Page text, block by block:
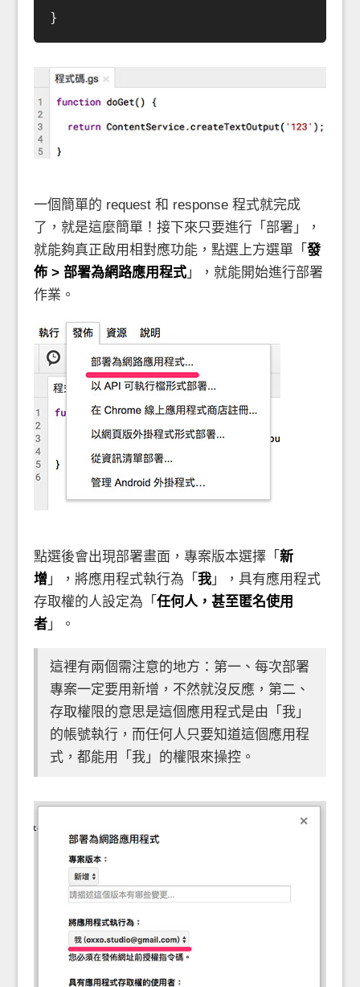
一個簡單的 request 和 response 程式就完成
了，就是這麼簡單！接下來只要進行「部署」，
就能夠真正啟用相對應功能，點選上方選單「發
佈 > 部署為網路應用程式 」，就能開始進行部署
作業。
點選後會出現部署畫面，專案版本選擇「新
增 」，將應用程式執行為「我 」，具有應用程式
存取權的人設定為「任何人，甚至匿名使用
者 」。
這裡有兩個需注意的地方：第一、每次部署
專案一定要用新增，不然就沒反應，第二、
存取權限的意思是這個應用程式是由「我」
的帳號執行，而任何人只要知道這個應用程
式，都能用「我」的權限來操控。